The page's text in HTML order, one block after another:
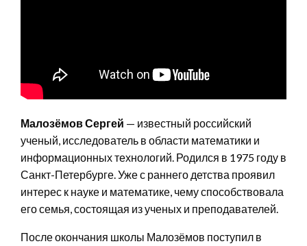
Малозёмов Сергей — известный российский
ученый, исследователь в области математики и
информационных технологий. Родился в 1975 году в
Санкт-Петербурге. Уже с раннего детства проявил
интерес к науке и математике, чему способствовала
его семья, состоящая из ученых и преподавателей.
После окончания школы Малозёмов поступил в